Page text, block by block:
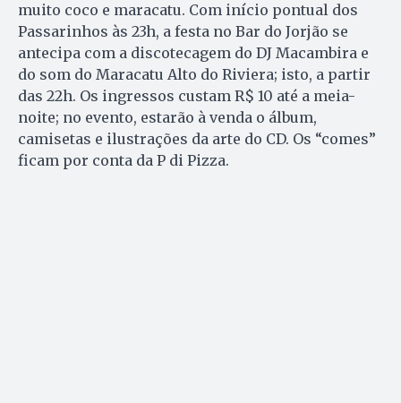
muito coco e maracatu. Com início pontual dos
Pas­sarinhos às 23h, a festa no Bar do Jorjão se
antecipa com a discotecagem do DJ Macambira e
do som do Maracatu Alto do Ri­viera; isto, a partir
das 22h. Os ingressos custam R$ 10 até a meia-
noite; no evento, estarão à venda o álbum,
camisetas e ilustrações da arte do CD. Os “comes”
ficam por conta da P di Pizza.